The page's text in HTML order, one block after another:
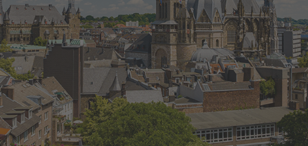
Elektromobilität
Online-
Store
Online-Service
Umzugsservice
Energieberatung
Energiefragen
Kündigung
Wärmestrom
Treue-Bonus
Vorteile